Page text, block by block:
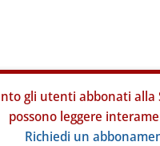
gli utenti abbonati alla
possono leggere
Richiedi un